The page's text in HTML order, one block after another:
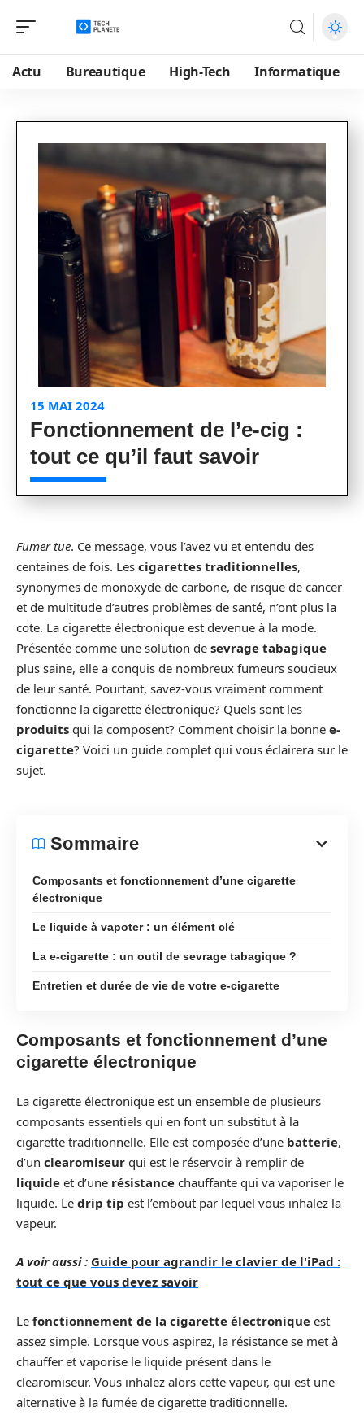
Actu Bureautique High-Tech Informatique
15 MAI 2024
Fonctionnement de l’e-cig :
tout ce qu’il faut savoir
Fumer tue. Ce message, vous l’avez vu et entendu des
centaines de fois. Les cigarettes traditionnelles,
synonymes de monoxyde de carbone, de risque de cancer
et de multitude d’autres problèmes de santé, n’ont plus la
cote. La cigarette électronique est devenue à la mode.
Présentée comme une solution de sevrage tabagique
plus saine, elle a conquis de nombreux fumeurs soucieux
de leur santé. Pourtant, savez-vous vraiment comment
fonctionne la cigarette électronique? Quels sont les
produits qui la composent? Comment choisir la bonne e-
cigarette? Voici un guide complet qui vous éclairera sur le
sujet.
Sommaire
Composants et fonctionnement d’une cigarette
électronique
Le liquide à vapoter : un élément clé
La e-cigarette : un outil de sevrage tabagique ?
Entretien et durée de vie de votre e-cigarette
Composants et fonctionnement d’une
cigarette électronique
La cigarette électronique est un ensemble de plusieurs
composants essentiels qui en font un substitut à la
cigarette traditionnelle. Elle est composée d’une batterie,
d’un clearomiseur qui est le réservoir à remplir de
liquide et d’une résistance chauffante qui va vaporiser le
liquide. Le drip tip est l’embout par lequel vous inhalez la
vapeur.
A voir aussi : Guide pour agrandir le clavier de l'iPad :
tout ce que vous devez savoir
Le fonctionnement de la cigarette électronique est
assez simple. Lorsque vous aspirez, la résistance se met à
chauffer et vaporise le liquide présent dans le
clearomiseur. Vous inhalez alors cette vapeur, qui est une
alternative à la fumée de cigarette traditionnelle.